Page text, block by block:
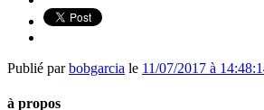
Publié parbobgarcia le 11/07/2017 à
à propos